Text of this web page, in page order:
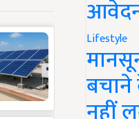
Lifestyle